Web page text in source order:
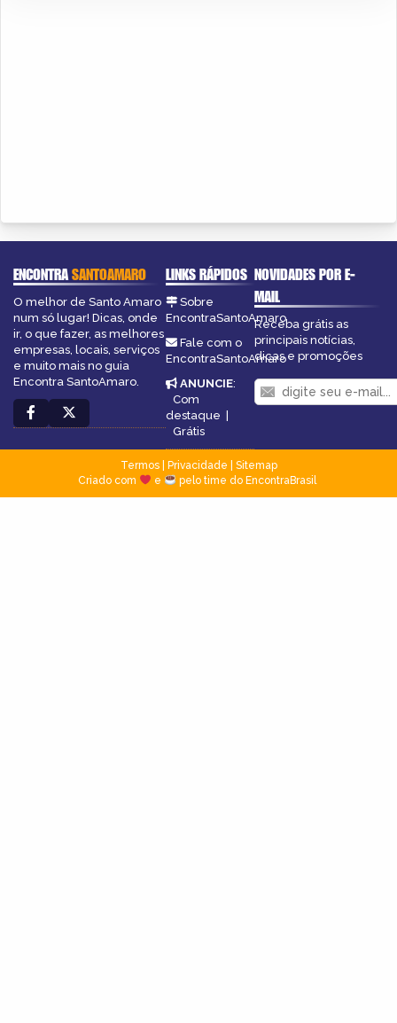
ENCONTRASANTOAMARO
O melhor de Santo Amaro
num só lugar! Dicas, onde
ir, o que fazer, as melhores
empresas, locais, serviços
e muito mais no guia
Encontra SantoAmaro.
LINKS RÁPIDOS
Sobre
EncontraSantoAmaro
Fale com o
EncontraSantoAmaro
ANUNCIE:
Com
destaque |
Grátis
NOVIDADES POR E-
MAIL
Receba grátis as
principais notícias,
dicas e promoções
Termos| Privacidade
Sitemap
Criado com
e pelo time do EncontraBrasil